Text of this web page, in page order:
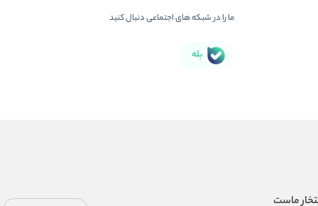
ما را در شبکه های اجتماعی دنبال کنید
بله
ماست